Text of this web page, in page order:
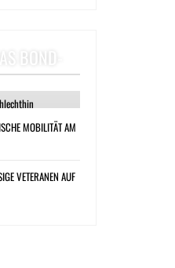
BOND-
MOBILITÄT AM
VETERANEN AUF